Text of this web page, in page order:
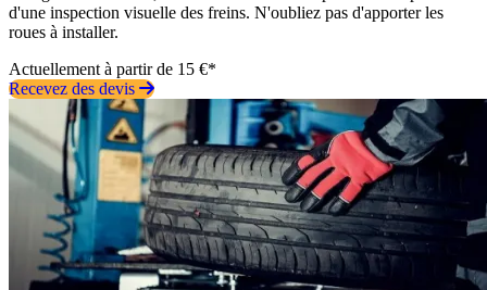
d'une inspection visuelle des freins. N'oubliez pas d'apporter les
roues à installer.
Actuellement à partir de 15 €*
Recevez des devis